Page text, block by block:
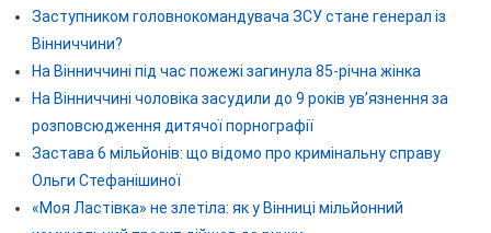
Заступником головнокомандувача ЗСУ стане генерал із
Вінниччини?
На Вінниччині під час пожежі загинула 85-річна жінка
На Вінниччині чоловіка засудили до 9 років ув’язнення за
розповсюдження дитячої порнографії
Застава 6 мільйонів: що відомо про кримінальну справу
Ольги Стефанішиної
«Моя Ластівка» не злетіла: як у Вінниці мільйонний